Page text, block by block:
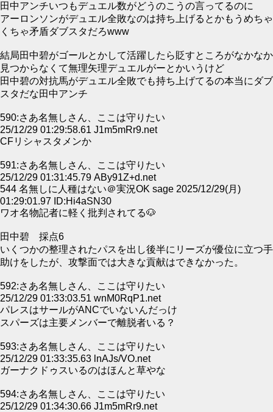
田中アンチいつもデュエル数がどうのこうの言ってるのに
アーロンソンがデュエル全敗なのは持ち上げるとかもうめちゃ
くちゃ矛盾ダブスタだろwww
結局田中碧がゴールとかして活躍したら貶すところがなかなか
見つからなくて無理矢理デュエルがーとかいうけど
田中碧の対抗馬がデュエル全敗でも持ち上げてるの本当にダブ
スタだな田中アンチ
590:さあ名無しさん、ここは守りたい
25/12/29 01:29:58.61 J1m5mRr9.net
CFリシャスタメンか
591:さあ名無しさん、ここは守りたい
25/12/29 01:31:45.79 ABy91Z+d.net
544 名無しに人種はない＠実況OK sage 2025/12/29(月)
01:29:01.97 ID:Hi4aSN30
ワオ名物記者に軽く批判されてる🐶
田中碧 採点6
いくつかの整理されたパスを出し後半にリーズが優位に立つ手
助けをしたが、攻撃面では大きな貢献はできなかった。
592:さあ名無しさん、ここは守りたい
25/12/29 01:33:03.51 wnM0RqP1.net
パレスはサールがANCでいないんだっけ
スパーズは主要メンバーで離脱者いる？
593:さあ名無しさん、ここは守りたい
25/12/29 01:33:35.63 lnAJs/VO.net
ガーナクドゥスいるのはほんと草やな
594:さあ名無しさん、ここは守りたい
25/12/29 01:34:30.66 J1m5mRr9.net